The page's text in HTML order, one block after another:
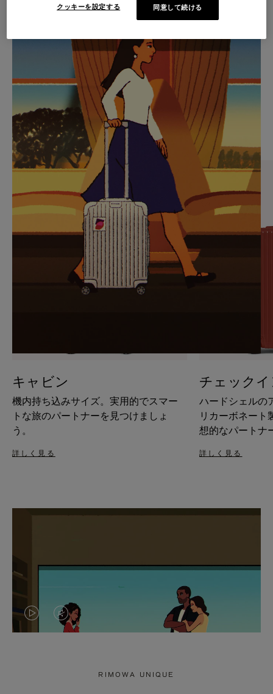
IS
PLAYED,
PLEASE
PRESS
TO
PAUSE
IT
IS
MUTED,
PLEASE
PRESS
TO
UNMUTE
IT
厳選されたギフトセレクション
あらゆる旅に寄り添う究極の
パートナーを見つけましょう
キャビン
機内持ち込みサイズ。実用的でスマー
トな旅のパートナーを見つけましょ
う。
詳しく見る
チェック
ハードシェルの
リカーボネート
想的なパートナ
詳しく見る
VIDEOVIDEO
RIMOWA UNIQUE
クッキーを設定する 同意して続ける